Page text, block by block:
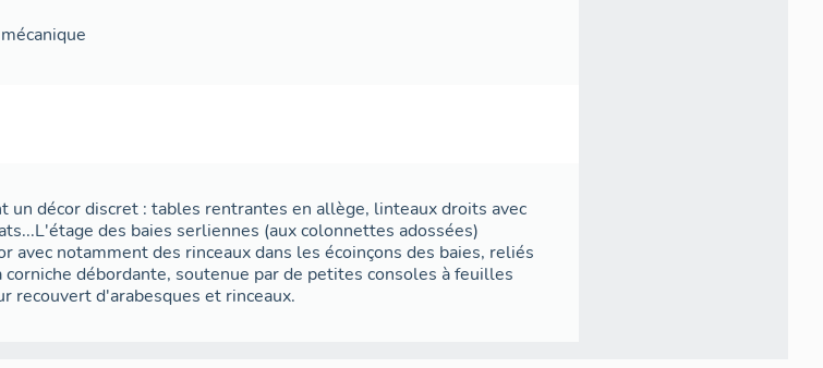
un décor discret : tables rentrantes en allège, linteaux droits avec
des baies serliennes (aux colonnettes adossées)
avec notamment des rinceaux dans les écoinçons des baies, reliés
corniche débordante, soutenue par de petites consoles à feuilles
recouvert d'arabesques et rinceaux.